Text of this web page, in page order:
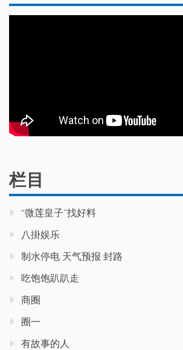
栏目
“微莲皇子”找好料
八掛娱乐
制水停电 天气预报 封路
吃饱饱趴趴走
商圈
圈一
有故事的人